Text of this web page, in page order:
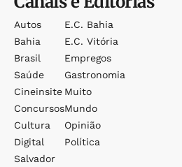
Autos
Bahia
Brasil
Saúde
Cineinsite
Concursos
Cultura
Digital
Salvador
E.c. Bahia
E.c. Vitória
Empregos
Gastronomia
Muito
Mundo
Opinião
Política